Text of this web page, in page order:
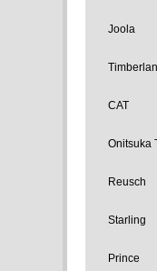
Joola
CAT
Onitsuka
Reusch
Starling
Prince